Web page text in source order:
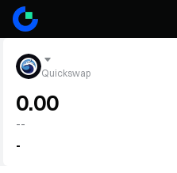
Quickswap
0.00
--
-